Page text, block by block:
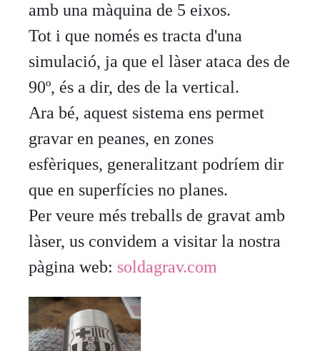
amb una màquina de 5 eixos.
Tot i que només es tracta d'una
simulació, ja que el làser ataca des de
90º, és a dir, des de la vertical.
Ara bé, aquest sistema ens permet
gravar en peanes, en zones
esfèriques, generalitzant podríem dir
que en superfícies no planes.
Per veure més treballs de gravat amb
làser, us convidem a visitar la nostra
pàgina web: soldagrav.com